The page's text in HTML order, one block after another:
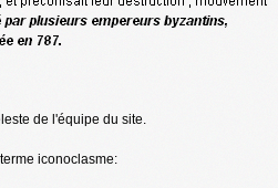
de l'équipe du site.
iconoclasme: